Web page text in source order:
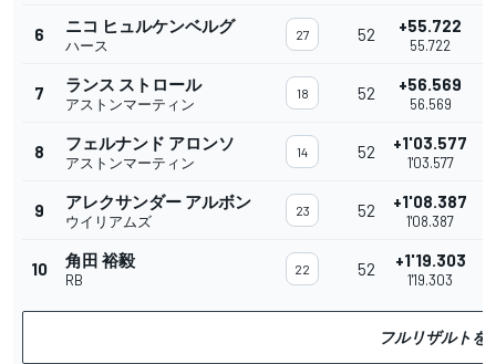
6 ニコ ヒュルケンベルグ
ハース
27 52 +55.722
55.722
7 ランス ストロール
アストンマーティン
18 52 +56.569
56.569
8 フェルナンド アロンソ
アストンマーティン
14 52 +1'03.577
1'03.577
9 アレクサンダー アルボン
ウイリアムズ
23 52 +1'08.387
1'08.387
10 角田 裕毅
RB
22 52 +1'19.303
1'19.303
フルリザルトを